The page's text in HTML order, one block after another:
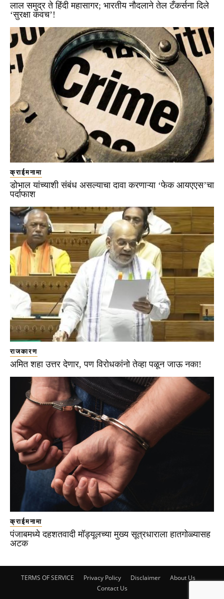
लाल समुद्र ते हिंदी महासागर; भारतीय नौदलाने तेल टँकर्सना दिले
‘सुरक्षा कवच’!
क्राईमनामा
डोभाल यांच्याशी संबंध असल्याचा दावा करणाऱ्या ‘फेक आयएएस’चा
पर्दाफाश
राजकारण
अमित शहा उत्तर देणार, पण विरोधकांनो तेव्हा पळून जाऊ नका!
क्राईमनामा
पंजाबमध्ये दहशतवादी मॉड्यूलच्या मुख्य सूत्रधाराला हातगोळ्यासह
अटक
TERMS OF SERVICE Privacy Policy Disclaimer
About Us
Contact Us